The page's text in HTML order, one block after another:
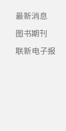
最新消息
图书期刊
联新电子报